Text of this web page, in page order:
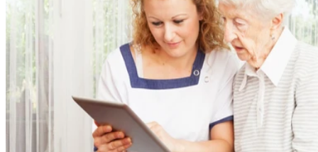
Dagbesteding
MENS magazine